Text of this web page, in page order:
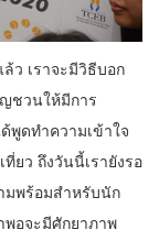
ว เราจะมีวิธีบอก
ญชวนให้มีการ
พูดทำความเข้าใจ
ยว ถึงวันนี้เรายังรอ
มพร้อมสำหรับนัก
พอจะมีศักยาภาพ